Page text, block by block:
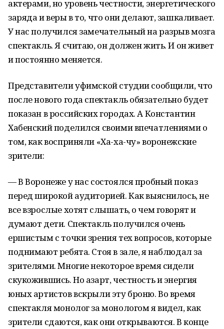
актерами, но уровень честности, энергетического
заряда и веры в то, что они делают, зашкаливает.
У нас получился замечательный на разрыв мозга
спектакль. Я считаю, он должен жить. И он живет
и постоянно меняется.
Представители уфимской студии сообщили, что
после нового года спектакль обязательно будет
показан в российских городах. А Константин
Хабенский поделился своими впечатлениями о
том, как восприняли «Ха-ха-чу» воронежские
зрители:
— В Воронеже у нас состоялся пробный показ
перед широкой аудиторией. Как выяснилось, не
все взрослые хотят слышать, о чем говорят и
думают дети. Спектакль получился очень
ершистым с точки зрения тех вопросов, которые
поднимают ребята. Стоя в зале, я наблюдал за
зрителями. Многие некоторое время сидели
скукожившись. Но азарт, честность и энергия
юных артистов вскрыли эту броню. Во время
спектакля монолог за монологом я видел, как
зрители сдаются, как они открываются. В конце